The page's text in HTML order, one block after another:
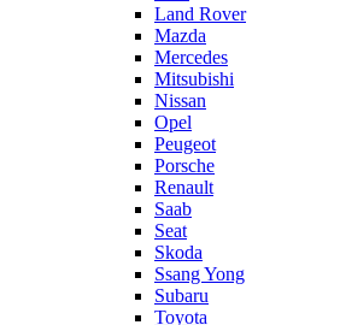
Land Rover
Mazda
Mercedes
Mitsubishi
Nissan
Opel
Peugeot
Porsche
Renault
Saab
Seat
Skoda
Ssang Yong
Subaru
Toyota